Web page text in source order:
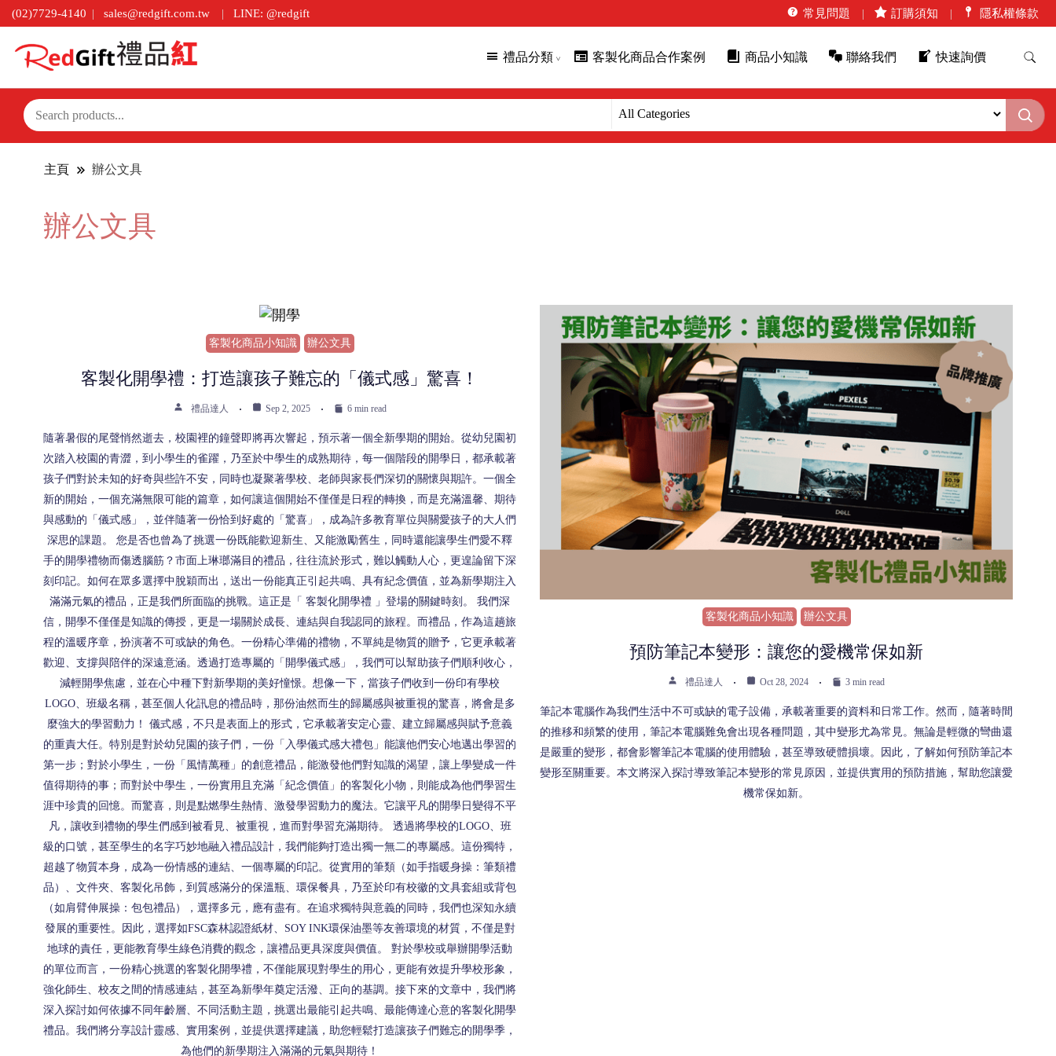
(02)7729-4140 sales@redgift.com.tw LINE: @redgift 常見問題 訂購須知 隱私權條款
禮品分類 客製化商品合作案例 商品小知識 聯絡我們 快速詢價
主頁 辦公文具
辦公文具
客製化商品小知識 辦公文具
客製化開學禮：打造讓孩子難忘的「儀式感」驚喜！
禮品達人 Sep 2, 2025 6 min read
隨著暑假的尾聲悄然逝去，校園裡的鐘聲即將再次響起，預示著一個全新學期的開始。從幼兒園初
次踏入校園的青澀，到小學生的雀躍，乃至於中學生的成熟期待，每一個階段的開學日，都承載著
孩子們對於未知的好奇與些許不安，同時也凝聚著學校、老師與家長們深切的關懷與期許。一個全
新的開始，一個充滿無限可能的篇章，如何讓這個開始不僅僅是日程的轉換，而是充滿溫馨、期待
與感動的「儀式感」，並伴隨著一份恰到好處的「驚喜」，成為許多教育單位與關愛孩子的大人們
深思的課題。 您是否也曾為了挑選一份既能歡迎新生、又能激勵舊生，同時還能讓學生們愛不釋
手的開學禮物而傷透腦筋？市面上琳瑯滿目的禮品，往往流於形式，難以觸動人心，更遑論留下深
刻印記。如何在眾多選擇中脫穎而出，送出一份能真正引起共鳴、具有紀念價值，並為新學期注入
滿滿元氣的禮品，正是我們所面臨的挑戰。這正是「 客製化開學禮 」登場的關鍵時刻。 我們深
信，開學不僅僅是知識的傳授，更是一場關於成長、連結與自我認同的旅程。而禮品，作為這趟旅
程的溫暖序章，扮演著不可或缺的角色。一份精心準備的禮物，不單純是物質的贈予，它更承載著
歡迎、支撐與陪伴的深遠意涵。透過打造專屬的「開學儀式感」，我們可以幫助孩子們順利收心，
減輕開學焦慮，並在心中種下對新學期的美好憧憬。想像一下，當孩子們收到一份印有學校
LOGO、班級名稱，甚至個人化訊息的禮品時，那份油然而生的歸屬感與被重視的驚喜，將會是多
麼強大的學習動力！ 儀式感，不只是表面上的形式，它承載著安定心靈、建立歸屬感與賦予意義
的重責大任。特別是對於幼兒園的孩子們，一份「入學儀式感大禮包」能讓他們安心地邁出學習的
第一步；對於小學生，一份「風情萬種」的創意禮品，能激發他們對知識的渴望，讓上學變成一件
值得期待的事；而對於中學生，一份實用且充滿「紀念價值」的客製化小物，則能成為他們學習生
涯中珍貴的回憶。而驚喜，則是點燃學生熱情、激發學習動力的魔法。它讓平凡的開學日變得不平
凡，讓收到禮物的學生們感到被看見、被重視，進而對學習充滿期待。 透過將學校的LOGO、班
級的口號，甚至學生的名字巧妙地融入禮品設計，我們能夠打造出獨一無二的專屬感。這份獨特，
超越了物質本身，成為一份情感的連結、一個專屬的印記。從實用的筆類（如手指暖身操：筆類禮
品）、文件夾、客製化吊飾，到質感滿分的保溫瓶、環保餐具，乃至於印有校徽的文具套組或背包
（如肩臂伸展操：包包禮品），選擇多元，應有盡有。在追求獨特與意義的同時，我們也深知永續
發展的重要性。因此，選擇如FSC森林認證紙材、SOY INK環保油墨等友善環境的材質，不僅是對
地球的責任，更能教育學生綠色消費的觀念，讓禮品更具深度與價值。 對於學校或舉辦開學活動
的單位而言，一份精心挑選的客製化開學禮，不僅能展現對學生的用心，更能有效提升學校形象，
強化師生、校友之間的情感連結，甚至為新學年奠定活潑、正向的基調。接下來的文章中，我們將
深入探討如何依據不同年齡層、不同活動主題，挑選出最能引起共鳴、最能傳達心意的客製化開學
禮品。我們將分享設計靈感、實用案例，並提供選擇建議，助您輕鬆打造讓孩子們難忘的開學季，
為他們的新學期注入滿滿的元氣與期待！
客製化商品小知識 辦公文具
預防筆記本變形：讓您的愛機常保如新
禮品達人 Oct 28, 2024 3 min read
筆記本電腦作為我們生活中不可或缺的電子設備，承載著重要的資料和日常工作。然而，隨著時間
的推移和頻繁的使用，筆記本電腦難免會出現各種問題，其中變形尤為常見。無論是輕微的彎曲還
是嚴重的變形，都會影響筆記本電腦的使用體驗，甚至導致硬體損壞。因此，了解如何預防筆記本
變形至關重要。本文將深入探討導致筆記本變形的常見原因，並提供實用的預防措施，幫助您讓愛
機常保如新。